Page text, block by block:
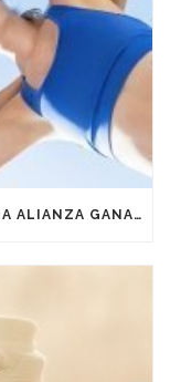
SONRISAS SANAS Y DEPORTES: UNA ALIANZA GANADORA